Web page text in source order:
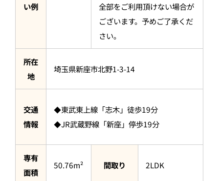
い例
全部をご利用頂けない場合が
ございます。予めご了承くだ
さい。
所在
地
埼玉県新座市北野1-3-14
交通
情報
◆東武東上線「志木」徒歩19分
◆JR武蔵野線「新座」停歩19分
専有
面積
50.76m² 間取り 2LDK